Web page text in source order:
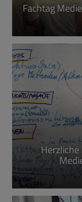
Fachtag
Herzliche